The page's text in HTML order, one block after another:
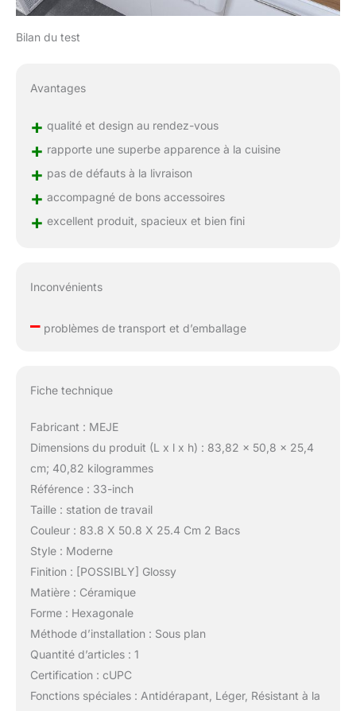
Bilan du test
Avantages
+ qualité et design au rendez-vous
+ rapporte une superbe apparence à la cuisine
+ pas de défauts à la livraison
+ accompagné de bons accessoires
+ excellent produit, spacieux et bien fini
Inconvénients
–problèmes de transport et d’emballage
Fiche technique
Fabricant : MEJE
Dimensions du produit (L x l x h) : 83,82 x 50,8 x 25,4
cm; 40,82 kilogrammes
Référence : 33-inch
Taille : station de travail
Couleur : 83.8 X 50.8 X 25.4 Cm 2 Bacs
Style : Moderne
Finition : [POSSIBLY] Glossy
Matière : Céramique
Forme : Hexagonale
Méthode d’installation : Sous plan
Quantité d’articles : 1
Certification : cUPC
Fonctions spéciales : Antidérapant, Léger, Résistant à la